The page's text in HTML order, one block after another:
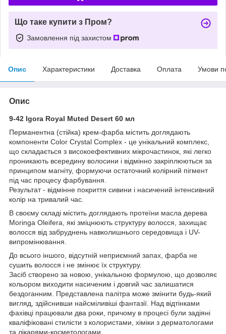
Що таке купити з Пром?
Замовлення під захистом
Опис Характеристики Доставка Оплата Умови
Опис
9-42 Igora Royal Muted Desert 60 мл
Перманентна (стійка) крем-фарба містить доглядають
компоненти Color Crystal Complex - це унікальний комплекс,
що складається з високоефективних мікрочастинок, які легко
проникають всередину волосини і відмінно закріплюються за
принципом магніту, формуючи остаточний колірний пігмент
під час процесу фарбування.
Результат - відмінне покриття сивини і насичений інтенсивний
колір на тривалий час.
В своєму складі містить доглядають протеїни масла дерева
Moringa Oleifera, які зміцнюють структуру волосся, захищає
волосся від забруднень навколишнього середовища і UV-
випромінювання.
До всього іншого, відсутній неприємний запах, фарба не
сушить волосся і не змінює їх структуру.
Засіб створено за новою, унікальною формулою, що дозволяє
кольором виходити насиченим і довгий час залишатися
бездоганним. Представлена палітра може змінити будь-який
вигляд, здійснивши найсміливіші фантазії. Над відтінками
фахівці працювали два роки, причому в процесі були задіяні
кваліфіковані стилісти з колористами, хіміки з дерматологами
та лікарями-косметологами.